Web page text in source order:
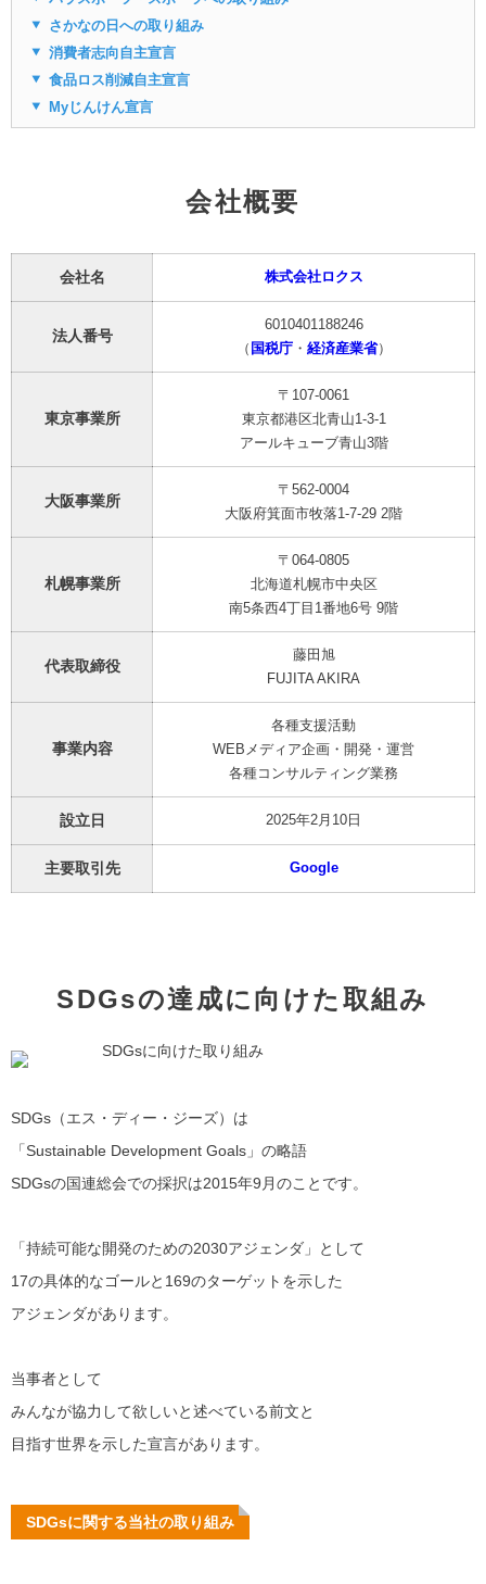
さかなの日への取り組み
消費者志向自主宣言
食品ロス削減自主宣言
Myじんけん宣言
会社概要
会社名 株式会社ロクス
法人番号
6010401188246
（ 国税庁・ 経済産業省）
東京事業所
〒107-0061
東京都港区北青山1-3-1
アールキューブ青山3階
大阪事業所
〒562-0004
大阪府箕面市牧落1-7-29 2階
札幌事業所
〒064-0805
北海道札幌市中央区
南5条西4丁目1番地6号 9階
代表取締役
藤田旭
FUJITA AKIRA
事業内容
各種支援活動
WEBメディア企画・開発・運営
各種コンサルティング業務
設立日 2025年2月10日
主要取引先 Google
SDGsの達成に向けた取組み
SDGs（エス・ディー・ジーズ）は
「Sustainable Development Goals」の略語
SDGsの国連総会での採択は2015年9月のことです。
「持続可能な開発のための2030アジェンダ」として
17の具体的なゴールと169のターゲットを示した
アジェンダがあります。
当事者として
みんなが協力して欲しいと述べている前文と
目指す世界を示した宣言があります。
SDGsに関する当社の取り組み